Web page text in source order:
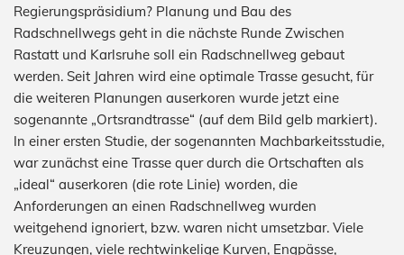
Regierungspräsidium? Planung und Bau des
Radschnellwegs geht in die nächste Runde Zwischen
Rastatt und Karlsruhe soll ein Radschnellweg gebaut
werden. Seit Jahren wird eine optimale Trasse gesucht, für
die weiteren Planungen auserkoren wurde jetzt eine
sogenannte „Ortsrandtrasse“ (auf dem Bild gelb markiert).
In einer ersten Studie, der sogenannten Machbarkeitsstudie,
war zunächst eine Trasse quer durch die Ortschaften als
„ideal“ auserkoren (die rote Linie) worden, die
Anforderungen an einen Radschnellweg wurden
weitgehend ignoriert, bzw. waren nicht umsetzbar. Viele
Kreuzungen, viele rechtwinkelige Kurven, Engpässe,